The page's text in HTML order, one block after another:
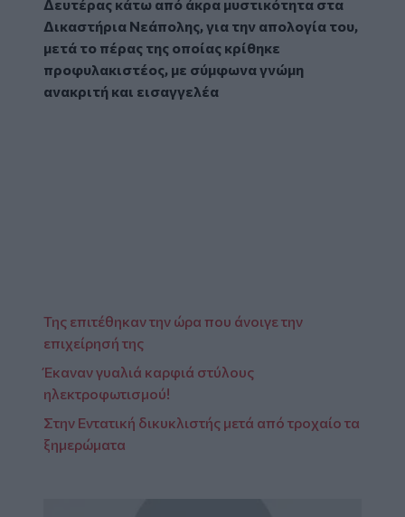
Δευτέρας κάτω από άκρα μυστικότητα στα
Δικαστήρια Νεάπολης, για την απολογία του,
μετά το πέρας της οποίας κρίθηκε
προφυλακιστέος, με σύμφωνα γνώμη
ανακριτή και εισαγγελέα
Της επιτέθηκαν την ώρα που άνοιγε την
επιχείρησή της
Έκαναν γυαλιά καρφιά στύλους
ηλεκτροφωτισμού!
Στην Εντατική δικυκλιστής μετά από τροχαίο τα
ξημερώματα